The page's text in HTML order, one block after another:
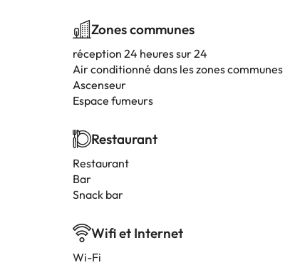
Zones communes
réception 24 heures sur 24
Air conditionné dans les zones communes
Ascenseur
Espace fumeurs
Restaurant
Restaurant
Bar
Snack bar
Wifi et Internet
Wi-Fi